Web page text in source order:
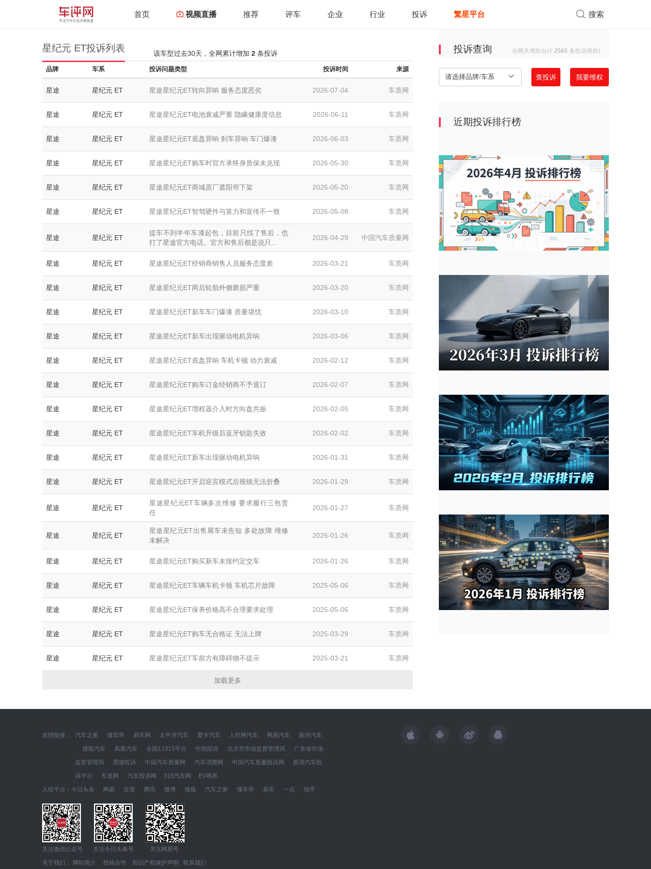
首页 视频直播 推荐 评车 企业 行业 投诉 繁星平台 搜索
星纪元 ET投诉列表 该车型过去30天，全网累计增加 2 条投诉
品牌 车系 投诉问题类型 投诉时间 来源
星途 星纪元 ET 星途星纪元ET转向异响 服务态度恶劣 2026-07-04 车质网
星途 星纪元 ET 星途星纪元ET电池衰减严重 隐瞒健康度信息 2026-06-11 车质网
星途 星纪元 ET 星途星纪元ET底盘异响 刹车异响 车门爆漆 2026-06-03 车质网
星途 星纪元 ET 星途星纪元ET购车时官方承终身质保未兑现 2026-05-30 车质网
星途 星纪元 ET 星途星纪元ET商城原厂遮阳帘下架 2026-05-20 车质网
星途 星纪元 ET 星途星纪元ET智驾硬件与算力和宣传不一致 2026-05-08 车质网
星途 星纪元 ET
提车不到半年车漆起包，目前只找了售后，也
打了星途官方电话。官方和售后都是说只...
2026-04-29 中国汽车质量网
星途 星纪元 ET 星途星纪元ET经销商销售人员服务态度差 2026-03-21 车质网
星途 星纪元 ET 星途星纪元ET两后轮胎外侧磨损严重 2026-03-20 车质网
星途 星纪元 ET 星途星纪元ET新车车门爆漆 质量堪忧 2026-03-10 车质网
星途 星纪元 ET 星途星纪元ET新车出现驱动电机异响 2026-03-06 车质网
星途 星纪元 ET 星途星纪元ET底盘异响 车机卡顿 动力衰减 2026-02-12 车质网
星途 星纪元 ET 星途星纪元ET购车订金经销商不予退订 2026-02-07 车质网
星途 星纪元 ET 星途星纪元ET増程器介入时方向盘共振 2026-02-05 车质网
星途 星纪元 ET 星途星纪元ET车机升级后蓝牙钥匙失效 2026-02-02 车质网
星途 星纪元 ET 星途星纪元ET新车出现驱动电机异响 2026-01-31 车质网
星途 星纪元 ET 星途星纪元ET开启迎宾模式后视镜无法折叠 2026-01-29 车质网
星途 星纪元 ET
星途星纪元ET车辆多次维修 要求履行三包责
任
2026-01-27 车质网
星途 星纪元 ET
星途星纪元ET出售展车未告知 多处故障 维修
未解决
2026-01-26 车质网
星途 星纪元 ET 星途星纪元ET购买新车未按约定交车 2026-01-26 车质网
星途 星纪元 ET 星途星纪元ET车辆车机卡顿 车机芯片故障 2025-05-06 车质网
星途 星纪元 ET 星途星纪元ET保养价格高不合理要求处理 2025-05-06 车质网
星途 星纪元 ET 星途星纪元ET购车无合格证 无法上牌 2025-03-29 车质网
星途 星纪元 ET 星途星纪元ET车前方有障碍物不提示 2025-03-21 车质网
加载更多
投诉查询过去30天，全网共增加合计2565条投诉维权信息，共涉及
请选择品牌/车系 查投诉 我要维权
近期投诉排行榜
友情链接： 汽车之家 懂车帝 易车网 太平洋汽车 爱卡汽车 人民网汽车 网易汽车
新浪汽车
搜狐汽车
凤凰汽车 全国12315平台 中国投诉 北京市市场监督管理局
广东省市场
监督管理局
黑猫投诉 中国汽车质量网 汽车消费网 中国汽车质量投诉网
新浪汽车投
诉平台
车质网 汽车投诉网 315汽车网
EV视界
入驻平台： 今日头条 网易 百度 腾讯 微博 搜狐 汽车之家 懂车帝 易车 一点 知乎
关注微信公众号 关注今日头条号 关注网易号
关于我们：
网站简介 投稿合作 知识产权保护声明 联系我们